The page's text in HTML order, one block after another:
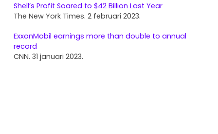
Shell’s Profit Soared to $42 Billion Last Year
The New York Times. 2 februari 2023.
ExxonMobil earnings more than double to annual
record
CNN. 31 januari 2023.